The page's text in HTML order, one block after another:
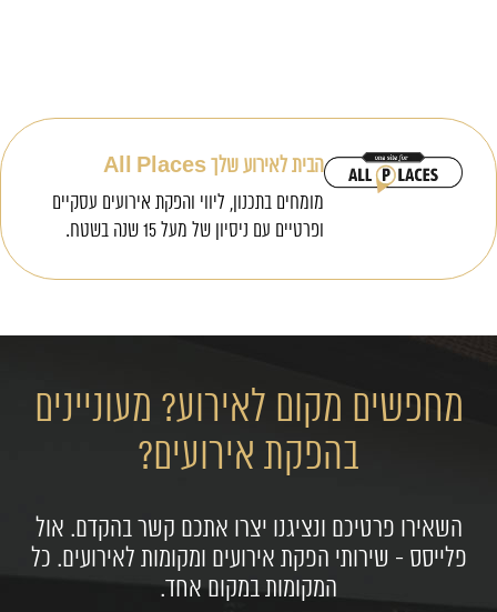
הבית לאירוע שלך All Places
מומחים בתכנון, ליווי והפקת אירועים עסקיים
ופרטיים עם ניסיון של מעל 15 שנה בשטח.
מחפשים מקום לאירוע? מעוניינים
בהפקת אירועים?
השאירו פרטיכם ונציגנו יצרו אתכם קשר בהקדם. אול
פלייסס - שירותי הפקת אירועים ומקומות לאירועים. כל
המקומות במקום אחד.